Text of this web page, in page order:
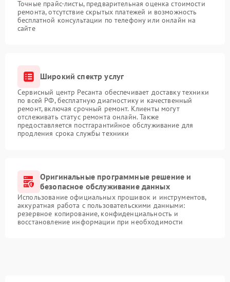
Точные прайс-листы, предварительная оценка стоимости
ремонта, отсутствие скрытых платежей и возможность
бесплатной консультации по телефону или онлайн на
сайте
Широкий спектр услуг
Сервисный центр Ресанта обеспечивает доставку техники
по всей РФ, бесплатную диагностику и качественный
ремонт, включая срочный ремонт. Клиенты могут
отслеживать статус ремонта онлайн. Также
предоставляется постгарантийное обслуживание для
продления срока службы техники
Оригинальные программные решение и
безопасное обслуживание данных
Использование официальных прошивок и инструментов,
аккуратная работа с пользовательскими данными:
резервное копирование, конфиденциальность и
восстановление информации при необходимости